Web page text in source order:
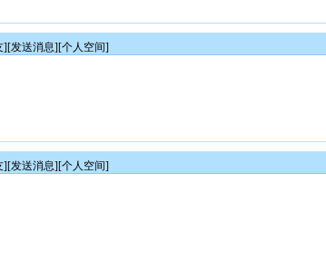
][发送消息][个人空间]
][发送消息][个人空间]